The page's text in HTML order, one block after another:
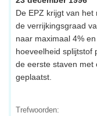
De EPZ krijgt van
de verrijkingsgraad
naar maximaal 4%
hoeveelheid splijtstof
de eerste staven met
geplaatst.
Trefwoorden: